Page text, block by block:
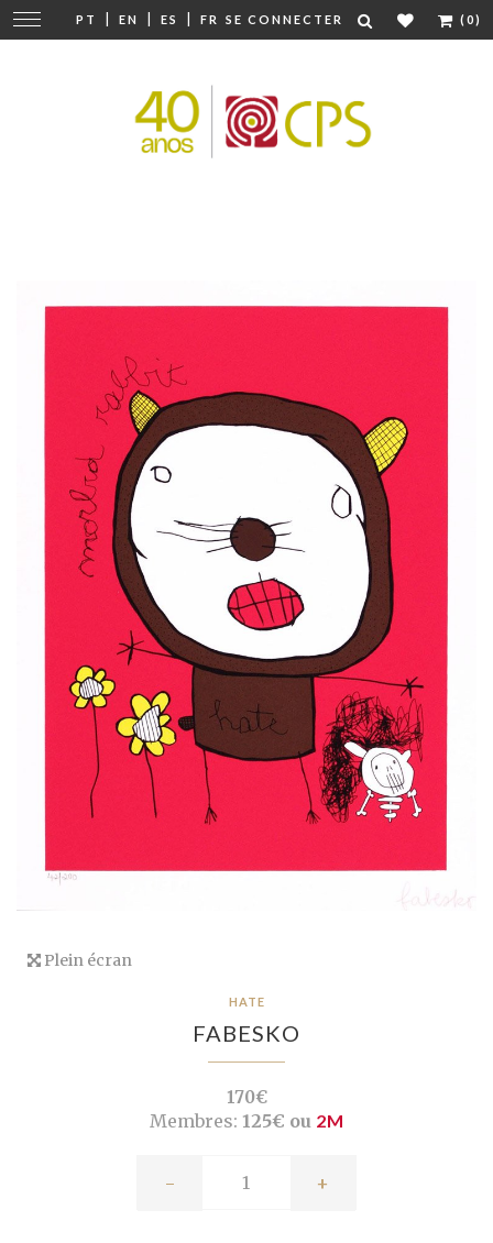
PT | EN | ES | FR SE CONNECTER (0)
Modifier
la
Plein écran
HATE
FABESKO
170€
Membres: 125€ ou 2M
- +